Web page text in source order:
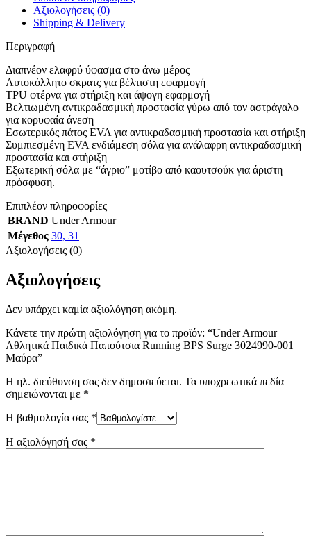
Μαύρα
ποσότητα
Αξιολογήσεις (0)
Shipping & Delivery
Περιγραφή
Διαπνέον ελαφρύ ύφασμα στο άνω μέρος
Αυτοκόλλητο σκρατς για βέλτιστη εφαρμογή
TPU φτέρνα για στήριξη και άψογη εφαρμογή
Βελτιωμένη αντικραδασμική προστασία γύρω από τον αστράγαλο
για κορυφαία άνεση
Εσωτερικός πάτος EVA για αντικραδασμική προστασία και στήριξη
Συμπιεσμένη EVA ενδιάμεση σόλα για ανάλαφρη αντικραδασμική
προστασία και στήριξη
Εξωτερική σόλα με “άγριο” μοτίβο από καουτσούκ για άριστη
πρόσφυση.
Επιπλέον πληροφορίες
BRAND Under Armour
Μέγεθος 30, 31
Αξιολογήσεις (0)
Αξιολογήσεις
Δεν υπάρχει καμία αξιολόγηση ακόμη.
Κάνετε την πρώτη αξιολόγηση για το προϊόν: “Under Armour
Αθλητικά Παιδικά Παπούτσια Running BPS Surge 3024990-001
Μαύρα”
Η ηλ. διεύθυνση σας δεν δημοσιεύεται. Τα υποχρεωτικά πεδία
σημειώνονται με *
Η βαθμολογία σας *
Η αξιολόγησή σας *